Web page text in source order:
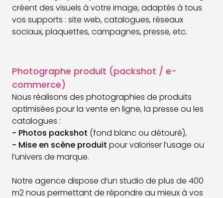
créent des visuels à votre image, adaptés à tous
vos supports : site web, catalogues, réseaux
sociaux, plaquettes, campagnes, presse, etc.
Photographe produit (packshot / e-
commerce)
Nous réalisons des photographies de produits
optimisées pour la vente en ligne, la presse ou les
catalogues :
- Photos packshot (fond blanc ou détouré),
- Mise en scène produit pour valoriser l’usage ou
l’univers de marque.
Notre agence dispose d’un studio de plus de 400
m2 nous permettant de répondre au mieux à vos